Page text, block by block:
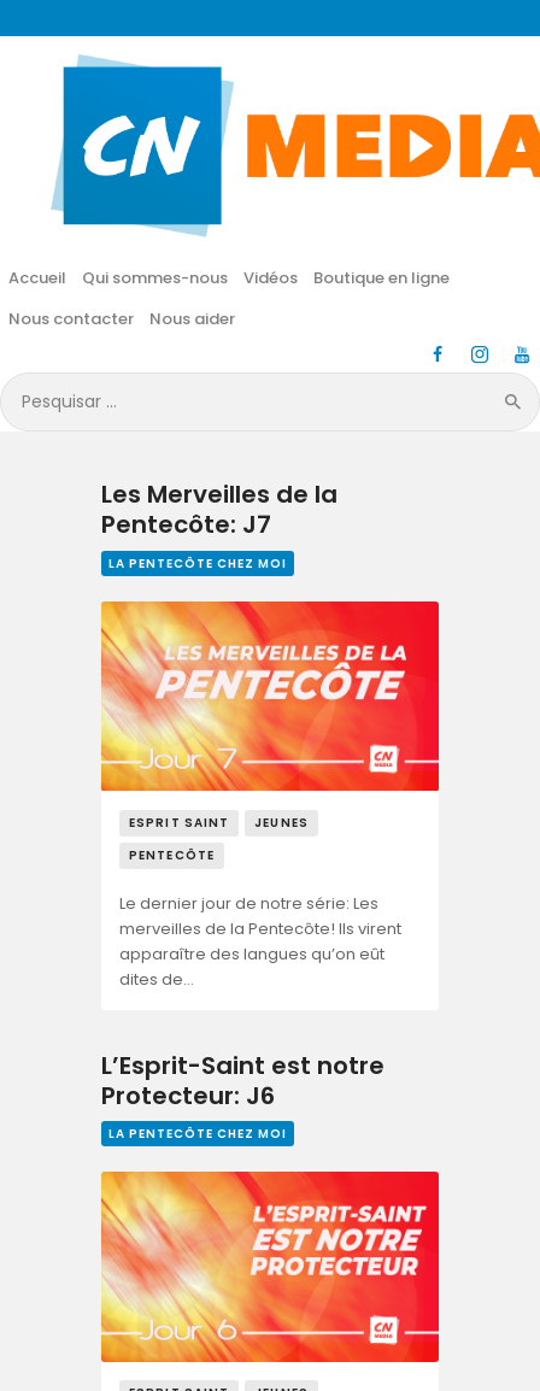
Accueil Qui sommes-nous Vidéos
Boutique en ligne
Nous contacter
Nous aider
Pesquisar
por:
CN MÉDIA
Une vie nouvelle en JESUS !
Accueil
Vidéos
Boutique en ligne
Nous aider
Les Merveilles de la
Pentecôte: J7
LA PENTECÔTE CHEZ MOI
ESPRIT SAINT
JEUNES
PENTECÔTE
Le dernier jour de notre série: Les
merveilles de la Pentecôte! Ils virent
apparaître des langues qu’on eût
dites de…
L’Esprit-Saint est notre
Protecteur: J6
LA PENTECÔTE CHEZ MOI